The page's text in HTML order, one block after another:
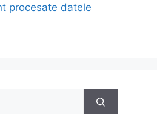
procesate datele